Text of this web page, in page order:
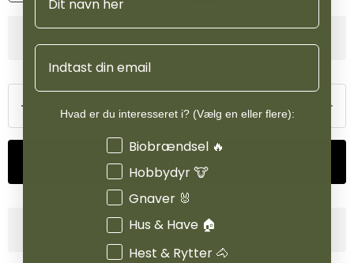
Produktinformation
Email
Hvad er du interesseret i? (Vælg en eller flere):
Interesser
Biobrændsel 🔥
Hobbydyr 🐮
Gnaver 🐰
Hus & Have 🏠
Hest & Rytter 🐴